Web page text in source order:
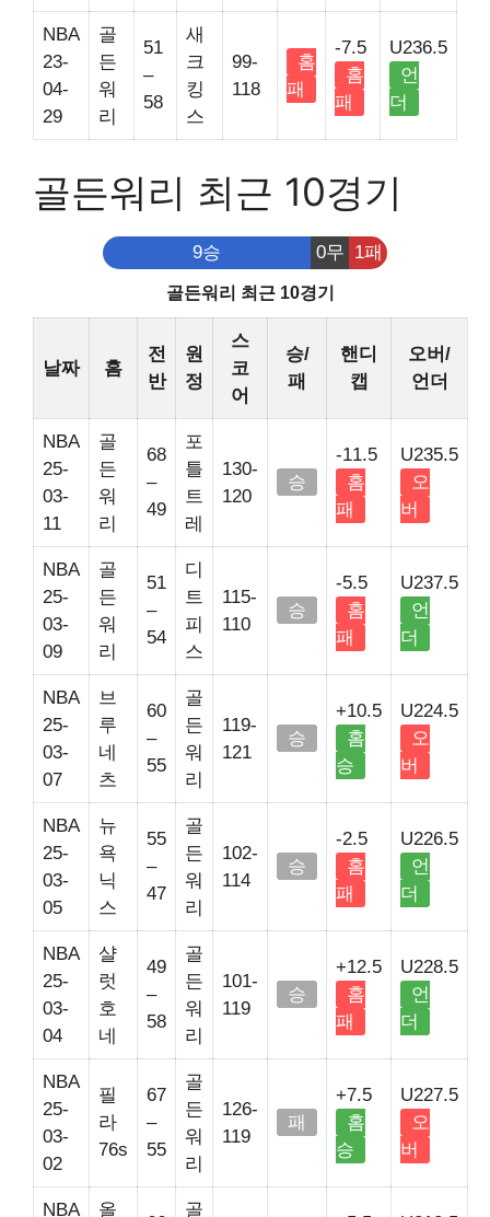
NBA
23-
04-
29
골
든
워
리
51
–
58
새
크
킹
스
99-
118
홈
패
-7.5
홈
패
U236.5
언
더
골든워리 최근 10경기
9승 0무 1패
골든워리 최근 10경기
날짜 홈
전
반
원
정
스
코
어
승/
패
핸디
캡
오버/
언더
NBA
25-
03-
11
골
든
워
리
68
–
49
포
틀
트
레
130-
120
승
-11.5
홈
패
U235.5
오
버
NBA
25-
03-
09
골
든
워
리
51
–
54
디
트
피
스
115-
110
승
-5.5
홈
패
U237.5
언
더
NBA
25-
03-
07
브
루
네
츠
60
–
55
골
든
워
리
119-
121
승
+10.5
홈
승
U224.5
오
버
NBA
25-
03-
05
뉴
욕
닉
스
55
–
47
골
든
워
리
102-
114
승
-2.5
홈
패
U226.5
언
더
NBA
25-
03-
04
샬
럿
호
네
49
–
58
골
든
워
리
101-
119
승
+12.5
홈
패
U228.5
언
더
NBA
25-
03-
02
필
라
76s
67
–
55
골
든
워
리
126-
119
패
+7.5
홈
승
U227.5
오
버
NBA 올 골